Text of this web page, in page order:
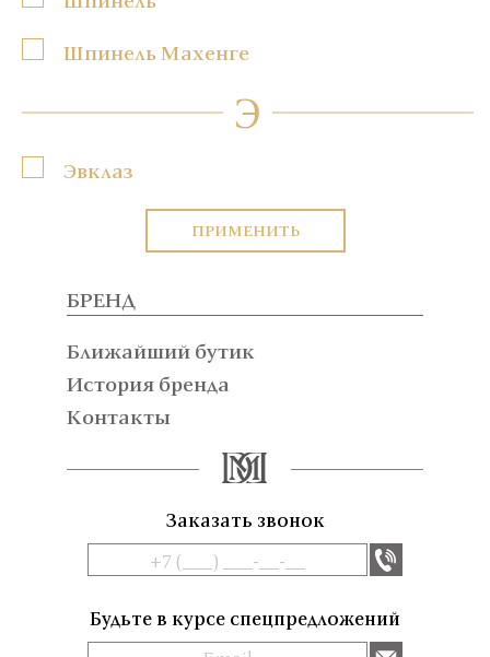
Шпинель Махенге
Э
Эвклаз
ПРИМЕНИТЬ
БРЕНД
Ближайший бутик
История бренда
Контакты
Заказать звонок
Будьте в курсе спецпредложений